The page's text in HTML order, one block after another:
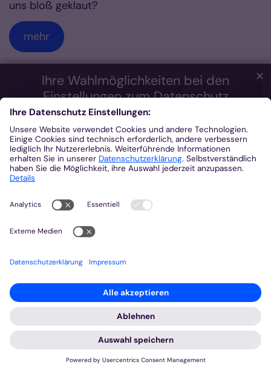
Ihre Wahlmöglichkeiten bei den
Einstellungen zum Datenschutz
Wir möchten Ihnen ein optimales Webseiten-Erlebnis bieten.
Dazu verwenden wir Cookies, die für das Funktionieren unserer
Website notwendig sind. Mit Ihrer Zustimmung verwenden wir
auch Cookies und andere Technologien, die zur Anzeige
externer Inhalte (Videos über Youtube, Audios über
Soundcloud, Karten über MapTiler ...) oder zu anonymen
Statistikzwecken genutzt werden. Sie können selbst
beachten Sie, dass auf Basis Ihrer Einstellungen womöglich
Weitere Informationen und die Möglichkeit zum Widerruf Ihrer
Einwillung finden Sie in unserer
Externe Inhalte
Statistiken
Speichern Alle akzeptieren
✕
Datenschutzerklärung
uns bloß geklaut?
mehr
Rückblick | Weltjugendtag 2023 in Lissabon:
WJT Lisboa 2023 - Tag 5
5. Aug. 2023
Pilgerwanderung zum Tejo-Park! Es wird sehr heiß
(40 Grad), mit der Zeit voller und voller und die